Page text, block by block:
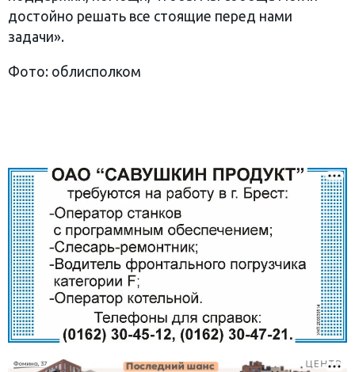
достойно решать все стоящие перед нами
задачи».
Фото: облисполком